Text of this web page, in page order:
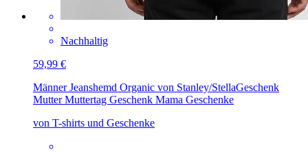
Nachhaltig
59,99 €
Männer Jeanshemd Organic von Stanley/StellaGeschenk
Mutter Muttertag Geschenk Mama Geschenke
von T-shirts und Geschenke